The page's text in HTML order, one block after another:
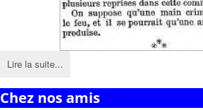
Lire la suite...
Chez nos amis